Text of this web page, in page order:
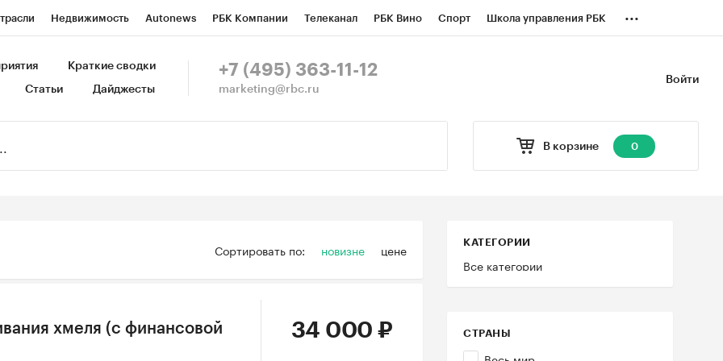
Недвижимость Autonews РБК Компании Телеканал РБК Вино Спорт Школа управления РБК
Спецпроекты СПб Конференции СПб Спецпроекты
...
Войти
Краткие сводки
Статьи Дайджесты
+7 (495) 363-11-12
marketing@rbc.ru
В корзине 0
Сортировать по: новизне цене КАТЕГОРИИ
Все категории
СТРАНЫ
хмеля (с финансовой
34 000 ₽